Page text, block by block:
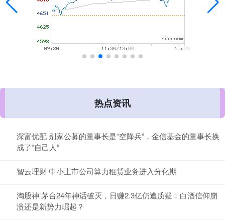
热点资讯
深富优配 别家公募的董事长是“空降兵”，金信基金的董事长换
成了“自己人”
智云理财 中小上市公司算力租赁业务进入分化期
淘股神 茅台24年神话破灭，日赚2.3亿仍遭质疑：白酒信仰崩
溃还是新势力崛起？